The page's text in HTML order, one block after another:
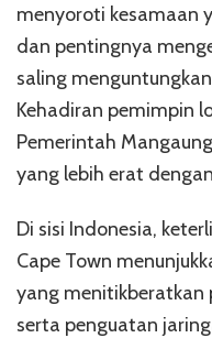
menyoroti kesamaan
dan pentingnya
saling
Kehadiran pemimpin
Pemerintah
yang lebih erat
Di sisi Indonesia,
Cape Town
yang menitikberatkan
serta penguatan